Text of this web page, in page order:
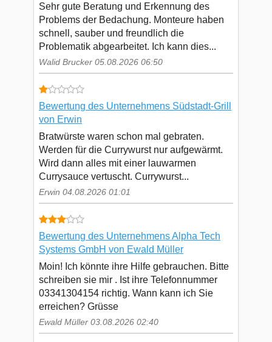
Sehr gute Beratung und Erkennung des
Problems der Bedachung. Monteure haben
schnell, sauber und freundlich die
Problematik abgearbeitet. Ich kann dies...
Walid Brucker 05.08.2026 06:50
Bewertung des Unternehmens Südstadt-Grill
von Erwin
Bratwürste waren schon mal gebraten.
Werden für die Currywurst nur aufgewärmt.
Wird dann alles mit einer lauwarmen
Currysauce vertuscht. Currywurst...
Erwin 04.08.2026 01:01
Bewertung des Unternehmens Alpha Tech
Systems GmbH von Ewald Müller
Moin! Ich könnte ihre Hilfe gebrauchen. Bitte
schreiben sie mir . Ist ihre Telefonnummer
03341304154 richtig. Wann kann ich Sie
erreichen? Grüsse
Ewald Müller 03.08.2026 02:40